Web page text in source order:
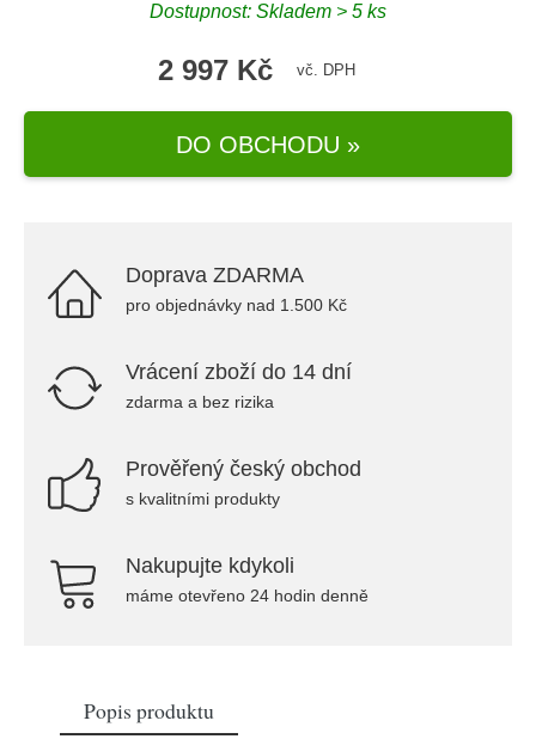
Dostupnost: Skladem > 5 ks
2 997 Kč vč. DPH
DO OBCHODU »
Doprava ZDARMA
pro objednávky nad 1.500 Kč
Vrácení zboží do 14 dní
zdarma a bez rizika
Prověřený český obchod
s kvalitními produkty
Nakupujte kdykoli
máme otevřeno 24 hodin denně
Popis produktu